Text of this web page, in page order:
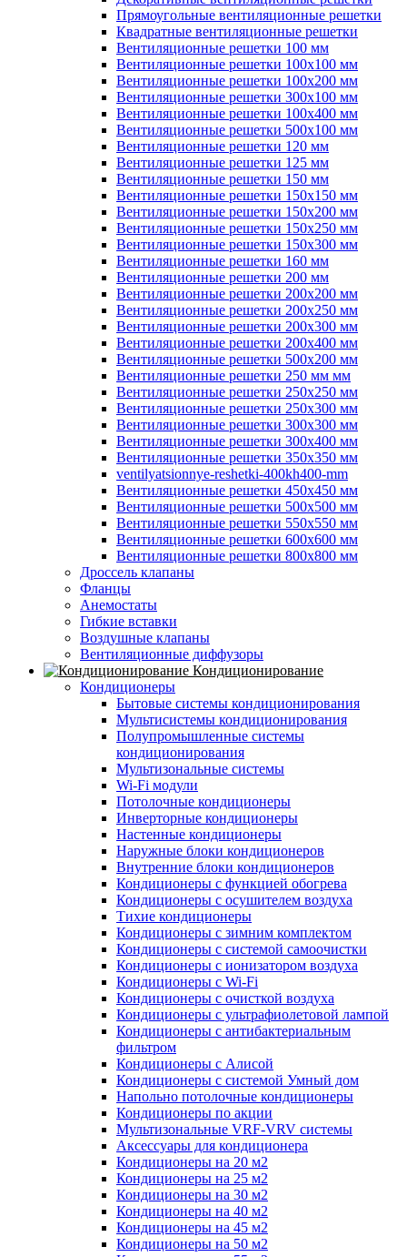
Прямоугольные вентиляционные решетки
Квадратные вентиляционные решетки
Вентиляционные решетки 100 мм
Вентиляционные решетки 100х100 мм
Вентиляционные решетки 100х200 мм
Вентиляционные решетки 300х100 мм
Вентиляционные решетки 100х400 мм
Вентиляционные решетки 500х100 мм
Вентиляционные решетки 120 мм
Вентиляционные решетки 125 мм
Вентиляционные решетки 150 мм
Вентиляционные решетки 150х150 мм
Вентиляционные решетки 150х200 мм
Вентиляционные решетки 150х250 мм
Вентиляционные решетки 150х300 мм
Вентиляционные решетки 160 мм
Вентиляционные решетки 200 мм
Вентиляционные решетки 200х200 мм
Вентиляционные решетки 200х250 мм
Вентиляционные решетки 200х300 мм
Вентиляционные решетки 200х400 мм
Вентиляционные решетки 500х200 мм
Вентиляционные решетки 250 мм мм
Вентиляционные решетки 250х250 мм
Вентиляционные решетки 250х300 мм
Вентиляционные решетки 300х300 мм
Вентиляционные решетки 300х400 мм
Вентиляционные решетки 350х350 мм
ventilyatsionnye-reshetki-400kh400-mm
Вентиляционные решетки 450х450 мм
Вентиляционные решетки 500х500 мм
Вентиляционные решетки 550х550 мм
Вентиляционные решетки 600х600 мм
Вентиляционные решетки 800х800 мм
Дроссель клапаны
Фланцы
Анемостаты
Гибкие вставки
Воздушные клапаны
Вентиляционные диффузоры
Кондиционирование
Кондиционеры
Бытовые системы кондиционирования
Мультисистемы кондиционирования
Полупромышленные системы
кондиционирования
Мультизональные системы
Wi-Fi модули
Потолочные кондиционеры
Инверторные кондиционеры
Настенные кондиционеры
Наружные блоки кондиционеров
Внутренние блоки кондиционеров
Кондиционеры с функцией обогрева
Кондиционеры с осушителем воздуха
Тихие кондиционеры
Кондиционеры с зимним комплектом
Кондиционеры с системой самоочистки
Кондиционеры с ионизатором воздуха
Кондиционеры с Wi-Fi
Кондиционеры с очисткой воздуха
Кондиционеры с ультрафиолетовой лампой
Кондиционеры с антибактериальным
фильтром
Кондиционеры с Алисой
Кондиционеры с системой Умный дом
Напольно потолочные кондиционеры
Кондиционеры по акции
Мультизональные VRF-VRV системы
Аксессуары для кондиционера
Кондиционеры на 20 м2
Кондиционеры на 25 м2
Кондиционеры на 30 м2
Кондиционеры на 40 м2
Кондиционеры на 45 м2
Кондиционеры на 50 м2